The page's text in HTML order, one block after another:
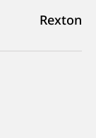
Rexton